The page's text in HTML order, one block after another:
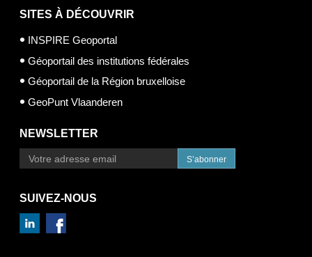
SITES À DÉCOUVRIR
INSPIRE Geoportal
Géoportail des institutions fédérales
Géoportail de la Région bruxelloise
GeoPunt Vlaanderen
NEWSLETTER
S’abonner
SUIVEZ-NOUS